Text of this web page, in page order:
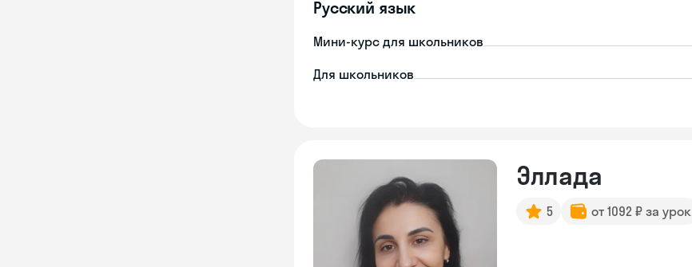
Русский язык
Мини-курс для школьников
Для школьников
Эллада
5 от 1092 ₽ за урок